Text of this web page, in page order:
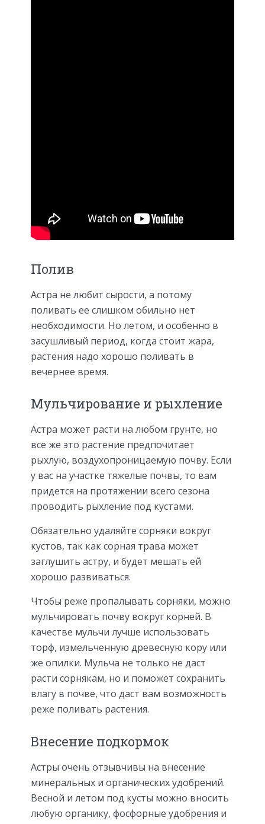
Полив
Астра не любит сырости, а потому
поливать ее слишком обильно нет
необходимости. Но летом, и особенно в
засушливый период, когда стоит жара,
растения надо хорошо поливать в
вечернее время.
Мульчирование и рыхление
Астра может расти на любом грунте, но
все же это растение предпочитает
рыхлую, воздухопроницаемую почву. Если
у вас на участке тяжелые почвы, то вам
придется на протяжении всего сезона
проводить рыхление под кустами.
Обязательно удаляйте сорняки вокруг
кустов, так как сорная трава может
заглушить астру, и будет мешать ей
хорошо развиваться.
Чтобы реже пропалывать сорняки, можно
мульчировать почву вокруг корней. В
качестве мульчи лучше использовать
торф, измельченную древесную кору или
же опилки. Мульча не только не даст
расти сорнякам, но и поможет сохранить
влагу в почве, что даст вам возможность
реже поливать растения.
Внесение подкормок
Астры очень отзывчивы на внесение
минеральных и органических удобрений.
Весной и летом под кусты можно вносить
любую органику, фосфорные удобрения и